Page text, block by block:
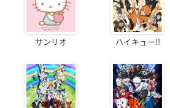
サンリオ ハイキュー!!